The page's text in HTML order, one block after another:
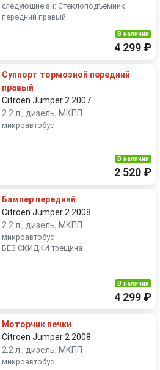
следующие зч: Стеклоподъемник
передний правый
В наличии
4 299 ₽
Суппорт тормозной передний
правый
Citroen Jumper 2 2007
2.2 л., дизель, МКПП
микроавтобус
В наличии
2 520 ₽
Бампер передний
Citroen Jumper 2 2008
2.2 л., дизель, МКПП
микроавтобус
БЕЗ СКИДКИ трещина
В наличии
4 299 ₽
Моторчик печки
Citroen Jumper 2 2008
2.2 л., дизель, МКПП
микроавтобус